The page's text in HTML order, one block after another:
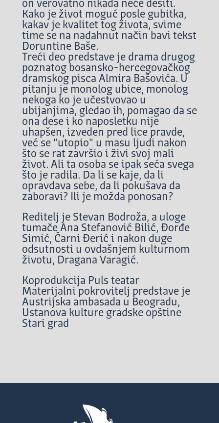
on verovatno nikada neće desiti.
Kako je život moguć posle gubitka,
kakav je kvalitet tog života, svime
time se na nadahnut način bavi tekst
Doruntine Baše.
Treći deo predstave je drama drugog
poznatog bosansko-hercegovačkog
dramskog pisca Almira Bašovića. U
pitanju je monolog ubice, monolog
nekoga ko je učestvovao u
ubijanjima, gledao ih, pomagao da se
ona dese i ko naposletku nije
uhapšen, izveden pred lice pravde,
već se "utopio" u masu ljudi nakon
što se rat završio i živi svoj mali
život. Ali ta osoba se ipak seća svega
što je radila. Da li se kaje, da li
opravdava sebe, da li pokušava da
zaboravi? Ili je možda ponosan?
Reditelj je Stevan Bodroža, a uloge
tumače Ana Stefanović Bilić, Đorđe
Simić, Čarni Đerić i nakon duge
odsutnosti u ovdašnjem kulturnom
životu, Dragana Varagić.
Koprodukcija Puls teatar
Materijalni pokrovitelj predstave je
Austrijska ambasada u Beogradu,
Ustanova kulture gradske opštine
Stari grad